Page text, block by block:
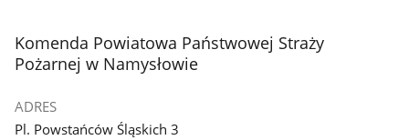
galerii.
stopka
Komenda Powiatowa Państwowej Straży
Pożarnej w Namysłowie
ADRES
Pl. Powstańców Śląskich 3